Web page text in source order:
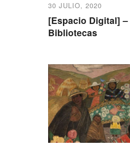
30 JULIO, 2020
[Espacio Digital]
Bibliotecas